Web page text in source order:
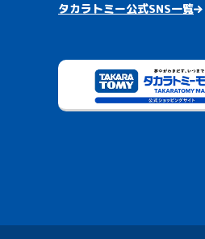
タカラトミー公式SNS一覧